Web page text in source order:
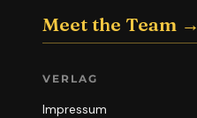
Meet the Team →
VERLAG
Impressum